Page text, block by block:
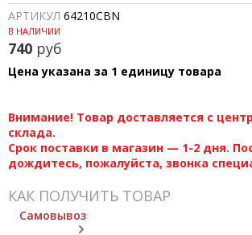
АРТИКУЛ 64210CBN
В НАЛИЧИИ
740 руб
Цена указана за 1 единицу товара
Внимание! Товар доставляется с
склада.
Срок поставки в магазин — 1-2 дня.
дождитесь, пожалуйста, звонка
КАК ПОЛУЧИТЬ ТОВАР
Самовывоз